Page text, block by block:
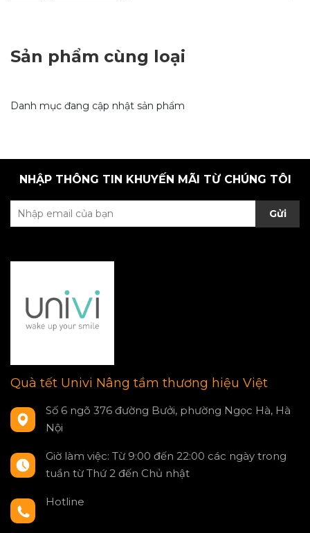
Sản phẩm cùng loại
Danh mục đang cập nhật sản phẩm
NHẬP THÔNG TIN KHUYẾN MÃI TỪ CHÚNG TÔI
Gửi
Quà tết Univi Nâng tầm thương hiệu Việt
Số 6 ngõ 376 đường Bưởi, phường Ngọc Hà, Hà
Nội
Giờ làm việc: Từ 9:00 đến 22:00 các ngày trong
tuần từ Thứ 2 đến Chủ nhật
Hotline